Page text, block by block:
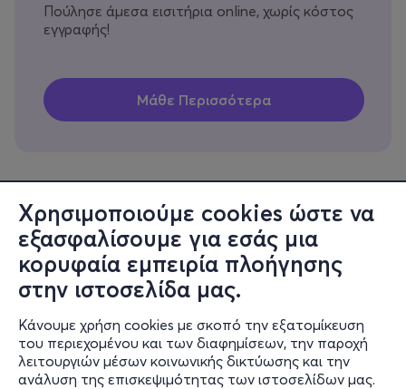
Χρησιμοποιούμε cookies ώστε να
εξασφαλίσουμε για εσάς μια
κορυφαία εμπειρία πλοήγησης
στην ιστοσελίδα μας.
Κάνουμε χρήση cookies με σκοπό την εξατομίκευση
του περιεχομένου και των διαφημίσεων, την παροχή
λειτουργιών μέσων κοινωνικής δικτύωσης και την
ανάλυση της επισκεψιμότητας των ιστοσελίδων μας.
Πούλησε άμεσα εισιτήρια online, χωρίς κόστος
εγγραφής!
Πληροφορίες
Υποστήριξη
Stay Connected